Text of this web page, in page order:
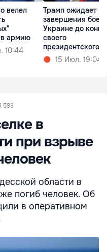
велел
в армию
10:44
Трамп ожидает
завершения боев
Украине до конца
своего
президентского
срока15 Июл. 19:04
593
в
при взрыве
области в
погиб человек. Об
в оперативном